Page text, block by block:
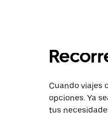
Cuando viajes
opciones. Ya
tus